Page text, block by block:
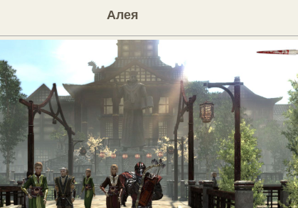
Алея